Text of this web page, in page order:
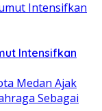
Intensifkan